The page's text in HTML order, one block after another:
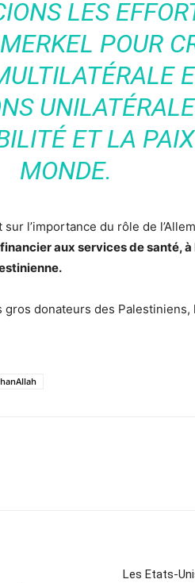
LES
POUR
ET LA
MONDE.
l’importance du rôle de
aux services de santé, à
gros donateurs des
Les Etats-